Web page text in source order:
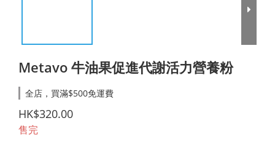
Metavo 牛油果促進代謝活力營養粉
全店，買滿$500免運費
HK$320.00
售完